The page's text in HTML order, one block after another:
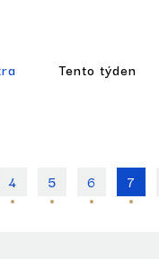
Tento týden
4 5 6 7